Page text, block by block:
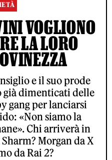
VOGLIONO
LA LORO
e il suo prode
già dimenticati delle
gang per lanciarsi
«Non siamo la
Chi arriverà in
Morgan da X
da Rai 2?